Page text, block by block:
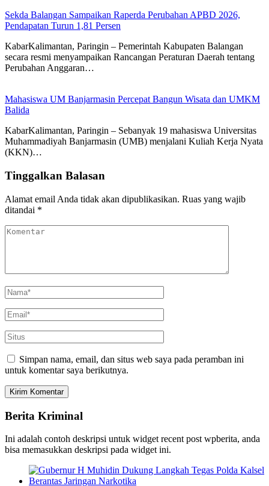
Sekda Balangan Sampaikan Raperda Perubahan APBD 2026,
Pendapatan Turun 1,81 Persen
KabarKalimantan, Paringin – Pemerintah Kabupaten Balangan
secara resmi menyampaikan Rancangan Peraturan Daerah tentang
Perubahan Anggaran…
Mahasiswa UM Banjarmasin Percepat Bangun Wisata dan UMKM
Balida
KabarKalimantan, Paringin – Sebanyak 19 mahasiswa Universitas
Muhammadiyah Banjarmasin (UMB) menjalani Kuliah Kerja Nyata
(KKN)…
Tinggalkan Balasan
Alamat email Anda tidak akan dipublikasikan. Ruas yang wajib
ditandai *
Simpan nama, email, dan situs web saya pada peramban ini
untuk komentar saya berikutnya.
Berita Kriminal
Ini adalah contoh deskripsi untuk widget recent post wpberita, anda
bisa memasukkan deskripsi pada widget ini.